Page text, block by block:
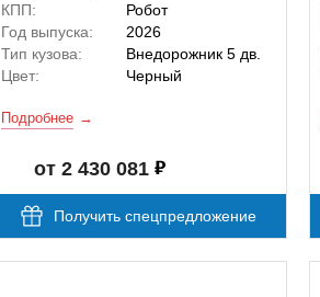
КПП:
Робот
Год выпуска:
2026
Тип кузова:
Внедорожник 5 дв.
Цвет:
Черный
Подробнее
от 2 430 081
Получить спецпредложение